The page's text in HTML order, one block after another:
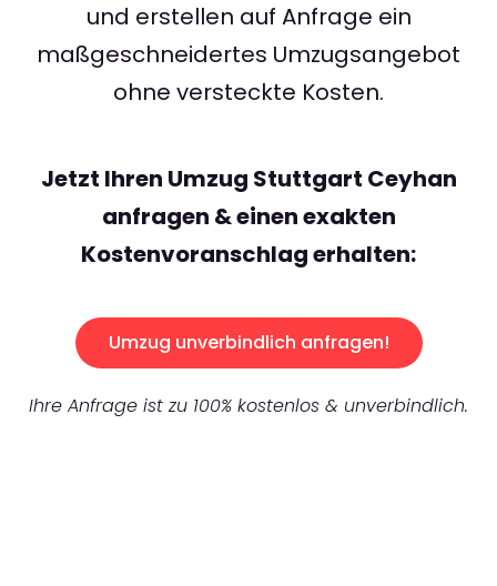
und erstellen auf Anfrage ein
maßgeschneidertes Umzugsangebot
ohne versteckte Kosten.
Jetzt Ihren Umzug Stuttgart Ceyhan
anfragen & einen exakten
Kostenvoranschlag erhalten:
Umzug unverbindlich anfragen!
Ihre Anfrage ist zu 100% kostenlos & unverbindlich.